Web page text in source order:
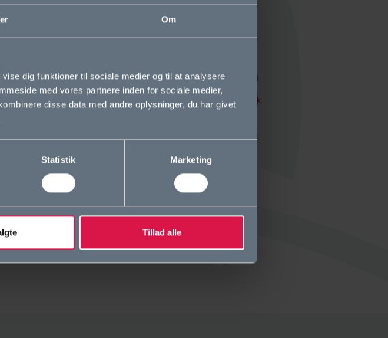
Om
dig funktioner til sociale medier og til at analysere
med vores partnere inden for sociale medier,
disse data med andre oplysninger, du har givet
Statistik Marketing
Tillad alle
Krop og Natur
SAMF-ENG
Verdensklassen
Sprog og Kultur
Musik og Kultur
Kirkevej 5
Tlf. +45 39 64 01 78
kontor@ordrupgym.dk